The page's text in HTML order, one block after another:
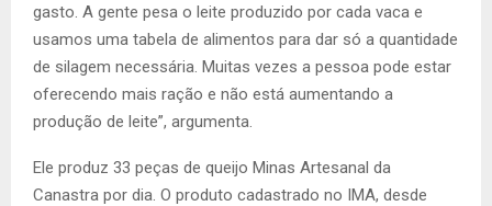
gasto. A gente pesa o leite produzido por cada vaca e
usamos uma tabela de alimentos para dar só a quantidade
de silagem necessária. Muitas vezes a pessoa pode estar
oferecendo mais ração e não está aumentando a
produção de leite”, argumenta.
Ele produz 33 peças de queijo Minas Artesanal da
Canastra por dia. O produto cadastrado no IMA, desde